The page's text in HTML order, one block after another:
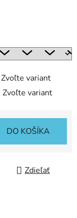
Zvoľte variant
Zvoľte variant
DO KOŠÍKA
Zdieľať